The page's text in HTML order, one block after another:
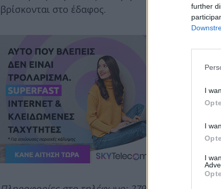
further
I
I
I
βρίσκονται στο έδαφος.